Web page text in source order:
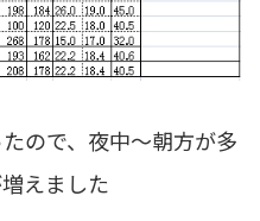
ので、夜中～朝方が多
えました